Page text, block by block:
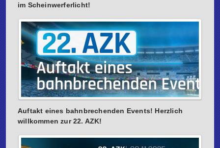
im Scheinwerferlicht!
Auftakt eines bahnbrechenden Events! Herzlich
willkommen zur 22. AZK!